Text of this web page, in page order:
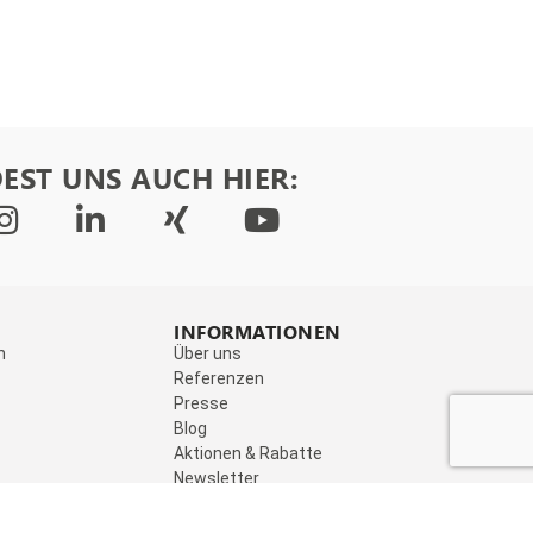
UNS AUCH HIER:
INFORMATIONEN
Über uns
Referenzen
Presse
Blog
Aktionen & Rabatte
Newsletter